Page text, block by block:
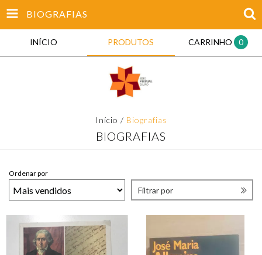
BIOGRAFIAS
INÍCIO PRODUTOS CARRINHO 0
Início / Biografias
BIOGRAFIAS
Ordenar por
Filtrar por